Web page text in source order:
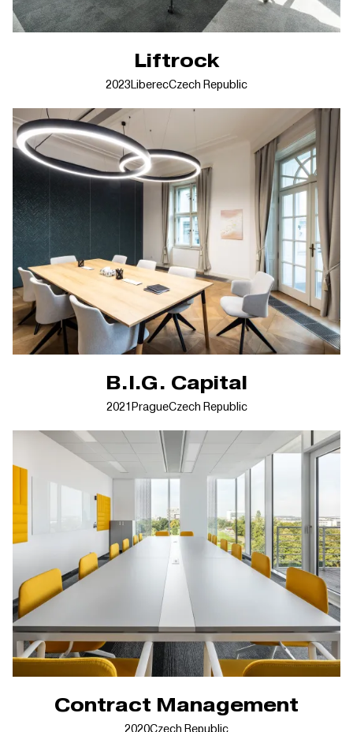
Liftrock
2023LiberecCzech Republic
B.I.G. Capital
2021PragueCzech Republic
Contract Management
2020Czech Republic